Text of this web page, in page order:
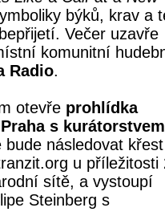
býků, krav a
Večer uzavře
komunitní
Radio.
otevře prohlídka
s
bude následovat křest
u příležitosti
sítě, a vystoupí
Steinberg s